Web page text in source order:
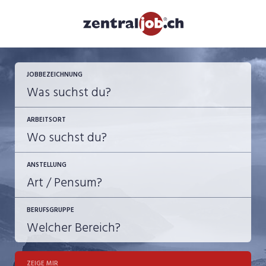
JOBBEZEICHNUNG
ARBEITSORT
ANSTELLUNG
JOB-TYP
Festanstellung
BERUFSGRUPPE
ZEIGE MIR